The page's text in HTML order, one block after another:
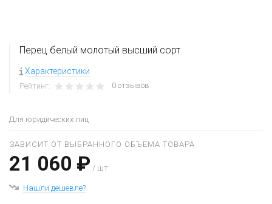
Перец белый молотый высший сорт
Характеристики
Рейтинг: 0 отзывов
Для юридических лиц
ЗАВИСИТ ОТ ВЫБРАННОГО ОБЪЕМА ТОВАРА
21 060 ₽ / шт
Нашли дешевле?